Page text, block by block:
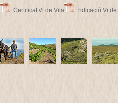
Certificat Vi de Vila Indicació Vi de